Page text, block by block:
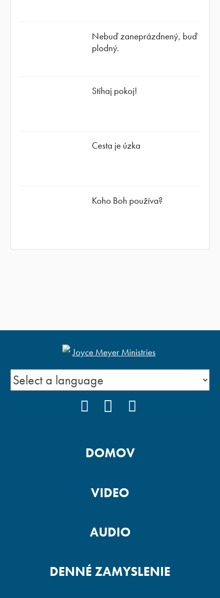
Nebuď zaneprázdnený, buď
plodný.
Stíhaj pokoj!
Cesta je úzka
Koho Boh používa?
FACEBOOK
YOUTUBE
DOMOV
VIDEO
AUDIO
DENNÉ ZAMYSLENIE